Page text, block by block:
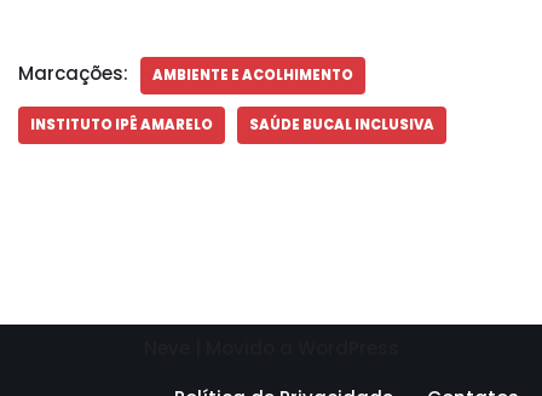
Marcações: AMBIENTE E ACOLHIMENTO
INSTITUTO IPÊ AMARELO SAÚDE BUCAL INCLUSIVA